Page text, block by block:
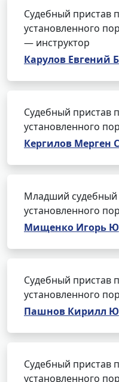
Судебный пристав
установленного
— инструктор
Карулов Евгений
Судебный пристав
установленного
Кергилов Мерген
Младший судебный
установленного
Мищенко Игорь
Судебный пристав
установленного
Пашнов Кирилл
Судебный пристав
установленного